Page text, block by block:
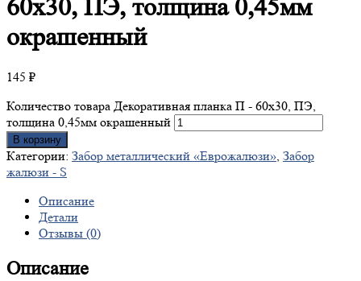
60х30, ПЭ, толщина 0,45мм
окрашенный
145 ₽
Количество товара Декоративная планка П - 60х30, ПЭ,
толщина 0,45мм окрашенный
В корзину
Категории: Забор металлический «Еврожалюзи», Забор
жалюзи - S
Описание
Детали
Отзывы (0)
Описание